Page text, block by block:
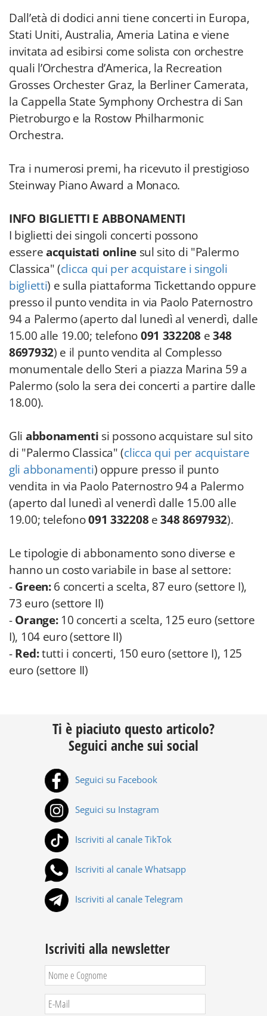
Dall’età di dodici anni tiene concerti in Europa,
Stati Uniti, Australia, Ameria Latina e viene
invitata ad esibirsi come solista con orchestre
quali l’Orchestra d’America, la Recreation
Grosses Orchester Graz, la Berliner Camerata,
la Cappella State Symphony Orchestra di San
Pietroburgo e la Rostow Philharmonic
Orchestra.
Tra i numerosi premi, ha ricevuto il prestigioso
Steinway Piano Award a Monaco.
INFO BIGLIETTI E ABBONAMENTI
I biglietti dei singoli concerti possono
essereacquistati onlinesul sito di "Palermo
Classica" (clicca qui per acquistare i singoli
biglietti) e sulla piattaforma Tickettando oppure
presso il punto vendita in via Paolo Paternostro
94 a Palermo (aperto dal lunedì al venerdì, dalle
15.00 alle 19.00; telefono091 332208e348
8697932) e il punto vendita al Complesso
monumentale dello Steri a piazza Marina 59 a
Palermo (solo la sera dei concerti a partire dalle
18.00).
Gli abbonamenti si possono acquistare sul sito
di "Palermo Classica" (clicca qui per acquistare
gli abbonamenti) oppure presso il punto
vendita in via Paolo Paternostro 94 a Palermo
(aperto dal lunedì al venerdì dalle 15.00 alle
19.00; telefono091 332208e348 8697932).
Le tipologie di abbonamento sono diverse e
hanno un costo variabile in base al settore:
-Green:6 concerti a scelta, 87 euro (settore I),
73 euro (settore II)
-Orange:10 concerti a scelta, 125 euro (settore
I), 104 euro (settore II)
-Red:tutti i concerti, 150 euro (settore I), 125
euro (settore II)
Ti è piaciuto questo articolo?
Seguici anche sui social
Seguici su Facebook
Seguici su Instagram
Iscriviti al canale TikTok
Iscriviti al canale Whatsapp
Iscriviti al canale Telegram
Iscriviti alla newsletter